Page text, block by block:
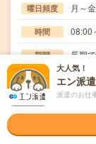
曜日頻度 月～金
時間 08:00
期間 長期
時給 時給
交
交通
仕事内容
機械
大人気！
エン派
派遣のお仕